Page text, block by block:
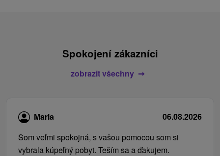
Spokojení zákazníci
zobrazit všechny
Maria
06.08.2026
Som veľmi spokojná, s vašou pomocou som si
vybrala kúpeľný pobyt. Teším sa a ďakujem.